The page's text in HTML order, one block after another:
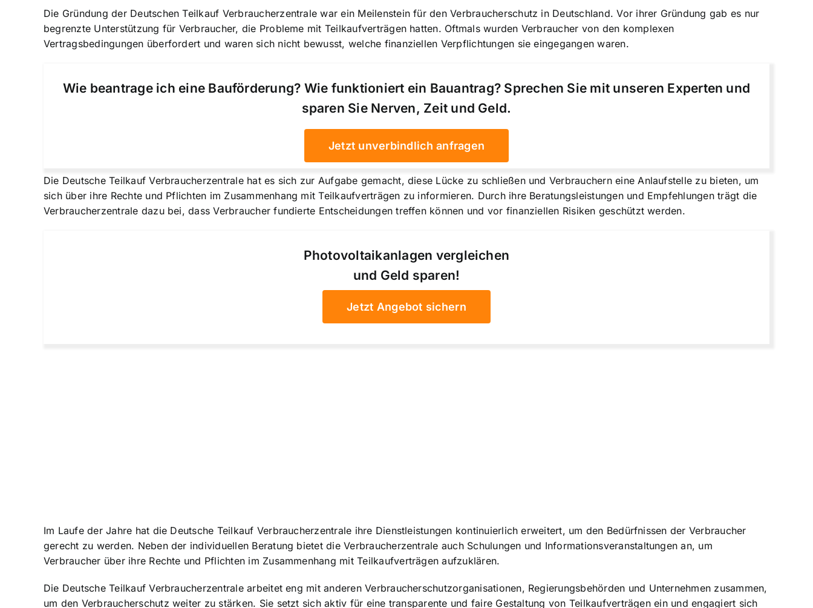
Die Gründung der Deutschen Teilkauf Verbraucherzentrale war ein Meilenstein für den Verbraucherschutz in Deutschland. Vor ihrer Gründung gab es nur
begrenzte Unterstützung für Verbraucher, die Probleme mit Teilkaufverträgen hatten. Oftmals wurden Verbraucher von den komplexen
Vertragsbedingungen überfordert und waren sich nicht bewusst, welche finanziellen Verpflichtungen sie eingegangen waren.
Wie beantrage ich eine Bauförderung? Wie funktioniert ein Bauantrag? Sprechen Sie mit unseren Experten und
sparen Sie Nerven, Zeit und Geld.
Jetzt unverbindlich anfragen
Die Deutsche Teilkauf Verbraucherzentrale hat es sich zur Aufgabe gemacht, diese Lücke zu schließen und Verbrauchern eine Anlaufstelle zu bieten, um
sich über ihre Rechte und Pflichten im Zusammenhang mit Teilkaufverträgen zu informieren. Durch ihre Beratungsleistungen und Empfehlungen trägt die
Verbraucherzentrale dazu bei, dass Verbraucher fundierte Entscheidungen treffen können und vor finanziellen Risiken geschützt werden.
Photovoltaikanlagen vergleichen
und Geld sparen!
Jetzt Angebot sichern
Im Laufe der Jahre hat die Deutsche Teilkauf Verbraucherzentrale ihre Dienstleistungen kontinuierlich erweitert, um den Bedürfnissen der Verbraucher
gerecht zu werden. Neben der individuellen Beratung bietet die Verbraucherzentrale auch Schulungen und Informationsveranstaltungen an, um
Verbraucher über ihre Rechte und Pflichten im Zusammenhang mit Teilkaufverträgen aufzuklären.
Die Deutsche Teilkauf Verbraucherzentrale arbeitet eng mit anderen Verbraucherschutzorganisationen, Regierungsbehörden und Unternehmen zusammen,
um den Verbraucherschutz weiter zu stärken. Sie setzt sich aktiv für eine transparente und faire Gestaltung von Teilkaufverträgen ein und engagiert sich